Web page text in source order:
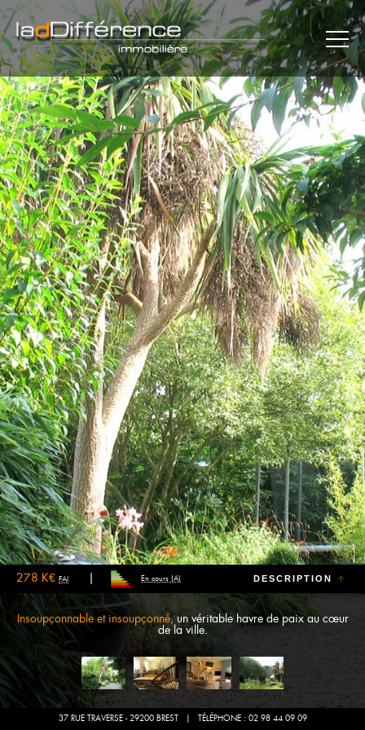
Peu de biens peuvent se targuer de conjuguer à la fois quiétude et proximité
immédiate de toutes les commodités (entendre : à pied).
278 K€ FAI En cours (A) DESCRIPTION
Insoupçonnable et insoupçonné, un véritable havre de paix au cœur
de la ville.
37 RUE TRAVERSE - 29200 BREST| TÉLÉPHONE : 02 98 44 09 09
×
L'AGENCE
MAISONS
APPARTEMENTS
REJOINDRE LE CERCLE
PLAN
CONTACT MENTIONS LÉGALES COMMUNICATION